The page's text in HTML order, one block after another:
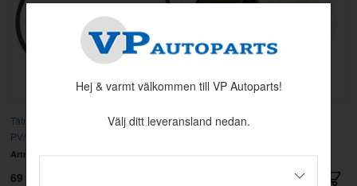
Tätningsring lamppotta/kaross
PV/Amazon
Artnr: 354459
69 kr
Glödlampa 12V 32w/3w BAY15D
Hej & varmt välkommen till VP Autoparts!
Välj ditt leveransland nedan.